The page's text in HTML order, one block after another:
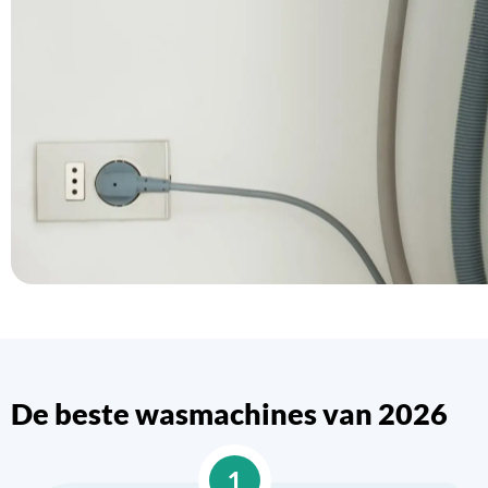
De beste wasmachines van 2026
1